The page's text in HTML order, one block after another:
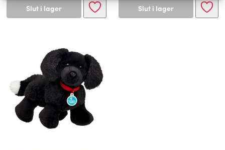
Slut i lager Slut i lager